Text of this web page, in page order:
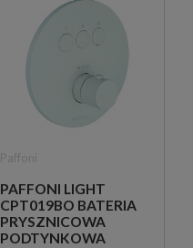
PAFFONI LIGHT
CPT019BO BATERIA
PRYSZNICOWA
PODTYNKOWA